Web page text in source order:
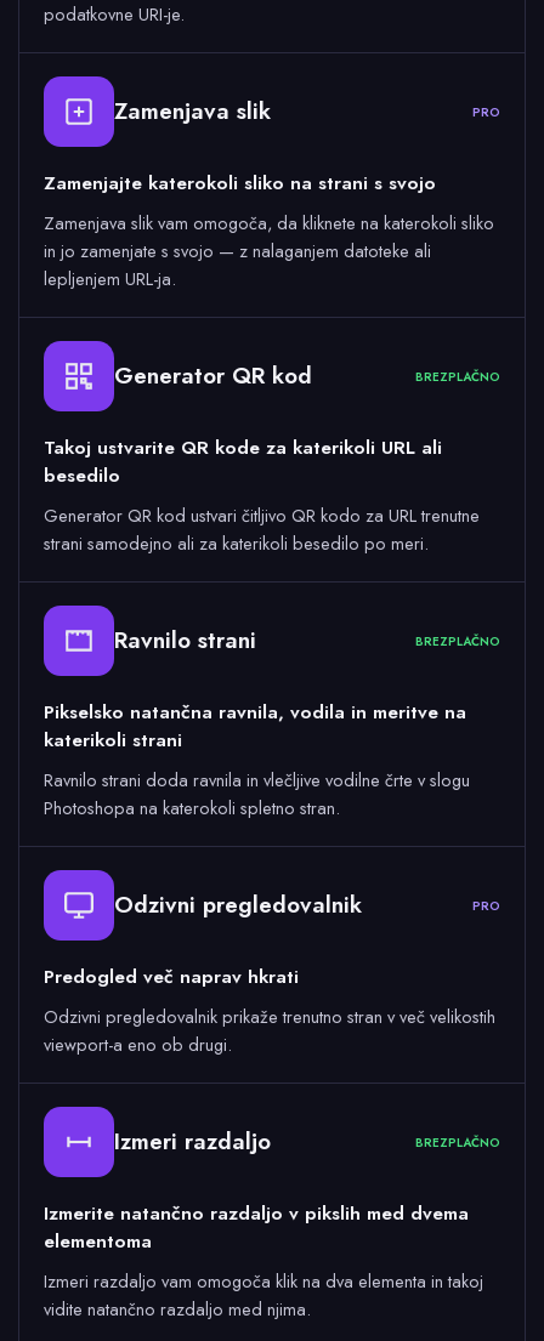
podatkovne URI-je.
Zamenjava slik PRO
Zamenjajte katerokoli sliko na strani s svojo
Zamenjava slik vam omogoča, da kliknete na katerokoli sliko
in jo zamenjate s svojo — z nalaganjem datoteke ali
lepljenjem URL-ja.
Generator QR kod BREZPLAČNO
Takoj ustvarite QR kode za katerikoli URL ali
besedilo
Generator QR kod ustvari čitljivo QR kodo za URL trenutne
strani samodejno ali za katerikoli besedilo po meri.
Ravnilo strani BREZPLAČNO
Pikselsko natančna ravnila, vodila in meritve na
katerikoli strani
Ravnilo strani doda ravnila in vlečljive vodilne črte v slogu
Photoshopa na katerokoli spletno stran.
Odzivni pregledovalnik PRO
Predogled več naprav hkrati
Odzivni pregledovalnik prikaže trenutno stran v več velikostih
viewport-a eno ob drugi.
Izmeri razdaljo BREZPLAČNO
Izmerite natančno razdaljo v pikslih med dvema
elementoma
Izmeri razdaljo vam omogoča klik na dva elementa in takoj
vidite natančno razdaljo med njima.